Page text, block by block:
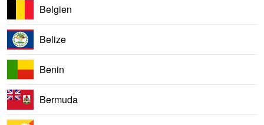
Belgien
Belize
Benin
Bermuda